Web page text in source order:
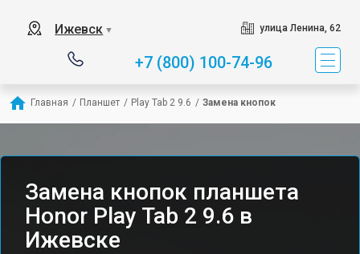
Ижевск ▼ улица Ленина, 62
+7 (800) 100-74-96
Главная / Планшет / Play Tab 2 9.6 / Замена кнопок
Замена кнопок планшета
Honor Play Tab 2 9.6 в
Ижевске